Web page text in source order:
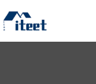
过
内
容